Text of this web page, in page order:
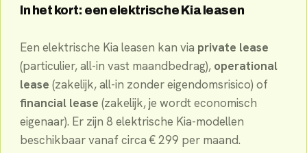
In het kort: een elektrische Kialeasen
Een elektrische Kia leasen kan via private lease
(particulier, all-in vast maandbedrag), operational
lease (zakelijk, all-in zonder eigendomsrisico) of
financial lease (zakelijk, je wordt economisch
eigenaar). Er zijn 8 elektrische Kia-modellen
beschikbaarvanaf circa €299 per maand.